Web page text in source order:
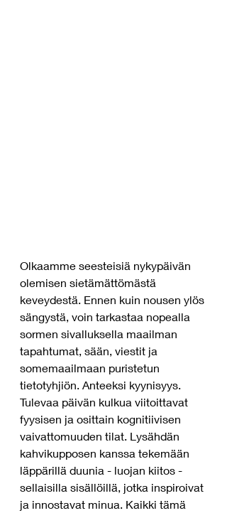
Olkaamme seesteisiä nykypäivän
olemisen sietämättömästä
keveydestä. Ennen kuin nousen ylös
sängystä, voin tarkastaa nopealla
sormen sivalluksella maailman
tapahtumat, sään, viestit ja
somemaailmaan puristetun
tietotyhjiön. Anteeksi kyynisyys.
Tulevaa päivän kulkua viitoittavat
fyysisen ja osittain kognitiivisen
vaivattomuuden tilat. Lysähdän
kahvikupposen kanssa tekemään
läppärillä duunia - luojan kiitos -
sellaisilla sisällöillä, jotka inspiroivat
ja innostavat minua. Kaikki tämä